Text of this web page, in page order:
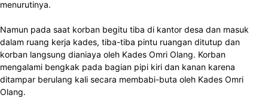
menurutinya.
Namun pada saat korban begitu tiba di kantor desa dan masuk
dalam ruang kerja kades, tiba-tiba pintu ruangan ditutup dan
korban langsung dianiaya oleh Kades Omri Olang. Korban
mengalami bengkak pada bagian pipi kiri dan kanan karena
ditampar berulang kali secara membabi-buta oleh Kades Omri
Olang.